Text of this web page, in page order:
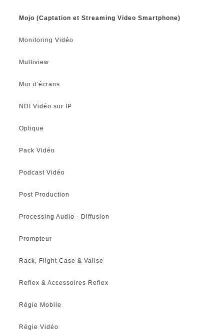
Mojo (Captation et Streaming Video Smartphone)
Monitoring Vidéo
Multiview
Mur d'écrans
NDI Vidéo sur IP
Optique
Pack Vidéo
Podcast Vidéo
Post Production
Processing Audio - Diffusion
Prompteur
Rack, Flight Case & Valise
Reflex & Accessoires Reflex
Régie Mobile
Régie Vidéo